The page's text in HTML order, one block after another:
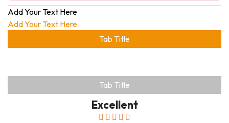
Add Your Text Here
Add Your Text Here
Tab Title
Tab Title
Excellent